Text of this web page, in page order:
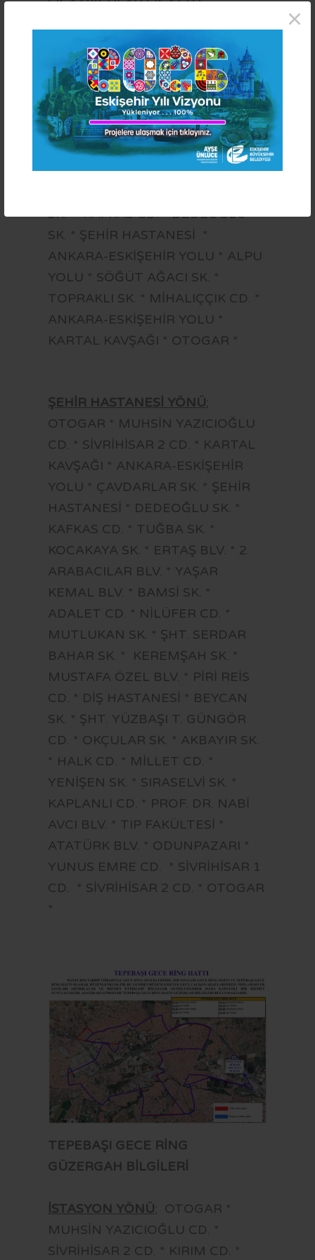
×
BEYCAN SK. * PİRİ REİS CD. * DİŞ
HASTANESİ * MUSTAFA ÖZEL
BLV. * KEREMŞAH SK. * ŞHT.
SERDAR BAHAR SK. * MUTLUKAN
SK.* NİLÜFER CD. * ADALET CD. *
BAMSİ SK. * YAŞAR KEMAL BLV. *
2. ARABACILAR BLV. * ERTAŞ
SK. * KAFKAS CD. * DEDEOĞLU
SK. * ŞEHİR HASTANESİ *
ANKARA-ESKİŞEHİR YOLU * ALPU
YOLU * SÖĞÜT AĞACI SK. *
TOPRAKLI SK. * MİHALIÇÇIK CD. *
ANKARA-ESKİŞEHİR YOLU *
KARTAL KAVŞAĞI * OTOGAR *
ŞEHİR HASTANESİ YÖNÜ;
OTOGAR * MUHSİN YAZICIOĞLU
CD. * SİVRİHİSAR 2 CD. * KARTAL
KAVŞAĞI * ANKARA-ESKİŞEHİR
YOLU * ÇAVDARLAR SK. * ŞEHİR
HASTANESİ * DEDEOĞLU SK. *
KAFKAS CD. * TUĞBA SK. *
KOCAKAYA SK. * ERTAŞ BLV. * 2.
ARABACILAR BLV. * YAŞAR
KEMAL BLV. * BAMSİ SK. *
ADALET CD. * NİLÜFER CD. *
MUTLUKAN SK. * ŞHT. SERDAR
BAHAR SK. * KEREMŞAH SK. *
MUSTAFA ÖZEL BLV. * PİRİ REİS
CD. * DİŞ HASTANESİ * BEYCAN
SK. * ŞHT. YÜZBAŞI T. GÜNGÖR
CD. * OKÇULAR SK. * AKBAYIR SK.
* HALK CD. * MİLLET CD. *
YENİŞEN SK. * SIRASELVİ SK. *
KAPLANLI CD. * PROF. DR. NABİ
AVCI BLV. * TIP FAKÜLTESİ *
ATATÜRK BLV. * ODUNPAZARI *
YUNUS EMRE CD. * SİVRİHİSAR 1
CD. * SİVRİHİSAR 2 CD. * OTOGAR
*
TEPEBAŞI GECE RİNG
GÜZERGAH BİLGİLERİ
İSTASYON YÖNÜ; OTOGAR *
MUHSİN YAZICIOĞLU CD. *
SİVRİHİSAR 2 CD. * KIRIM CD. *